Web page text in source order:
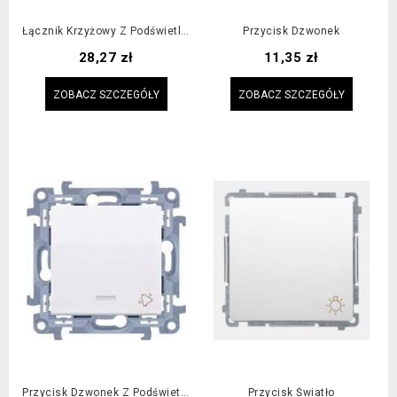
Łącznik Krzyżowy Z Podświetleniem
Cena
28,27 zł
ZOBACZ SZCZEGÓŁY
Przycisk Dzwonek
Cena
11,35 zł
ZOBACZ SZCZEGÓŁY
Przycisk Dzwonek Z Podświetleniem Przycisk Światło